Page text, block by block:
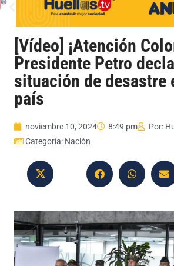
[Vídeo] ¡Atención
Presidente Petro
situación de desastre
país
noviembre 10, 2024 8:49 pm Por:
Categoría: Nación